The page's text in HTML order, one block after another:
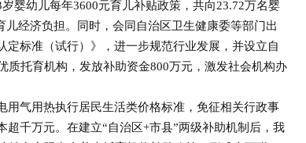
婴幼儿每年3600元育儿补贴政策，共向23.72万名婴
经济负担。同时，会同自治区卫生健康委等部门出
标准（试行）》，进一步规范行业发展，并设立自
质托育机构，发放补助资金800万元，激发社会机构办
气用热执行居民生活类价格标准，免征相关行政事
千万元。在建立“自治区+市县”两级补助机制后，我